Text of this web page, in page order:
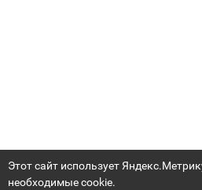
Этот сайт использует
необходимые cookie.